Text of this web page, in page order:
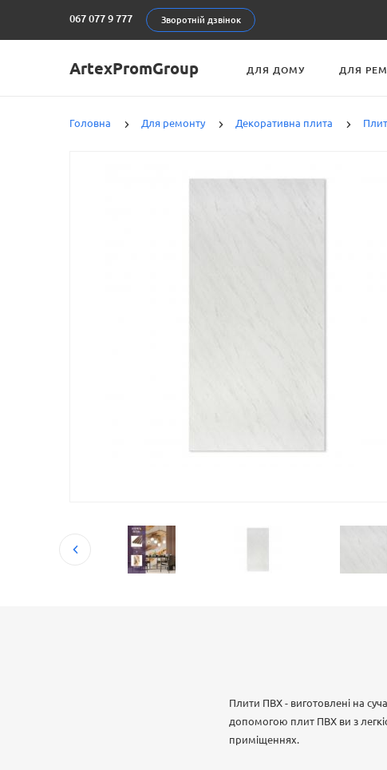
067 077 9 777 Зворотній дзвінок
ArtexPromGroup ДЛЯ ДОМУ ДЛЯ
Головна Для ремонту Декоративна плита
Плити ПВХ - виготовлені на
допомогою плит ПВХ ви з
приміщеннях.